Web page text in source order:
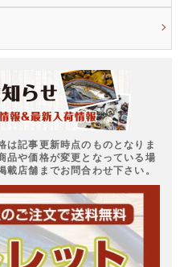
記事更新時点のものとなりま
品や価格が変更となっている場
店舗までお問合わせ下さい。